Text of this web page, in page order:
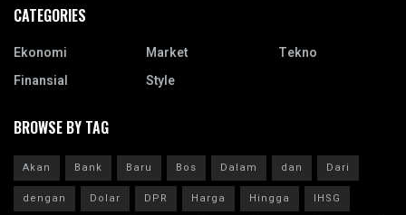
CATEGORIES
Ekonomi
Finansial
Market
Style
Tekno
BROWSE BY TAG
Akan Bank Baru Bos Dalam dan
Dari
dengan
Dolar DPR Harga Hingga
IHSG